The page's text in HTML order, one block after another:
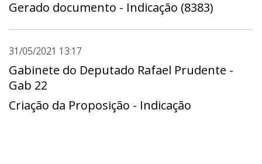
Gerado documento - Indicação (8383)
31/05/2021 13:17
Gabinete do Deputado Rafael Prudente -
Gab 22
Criação da Proposição - Indicação